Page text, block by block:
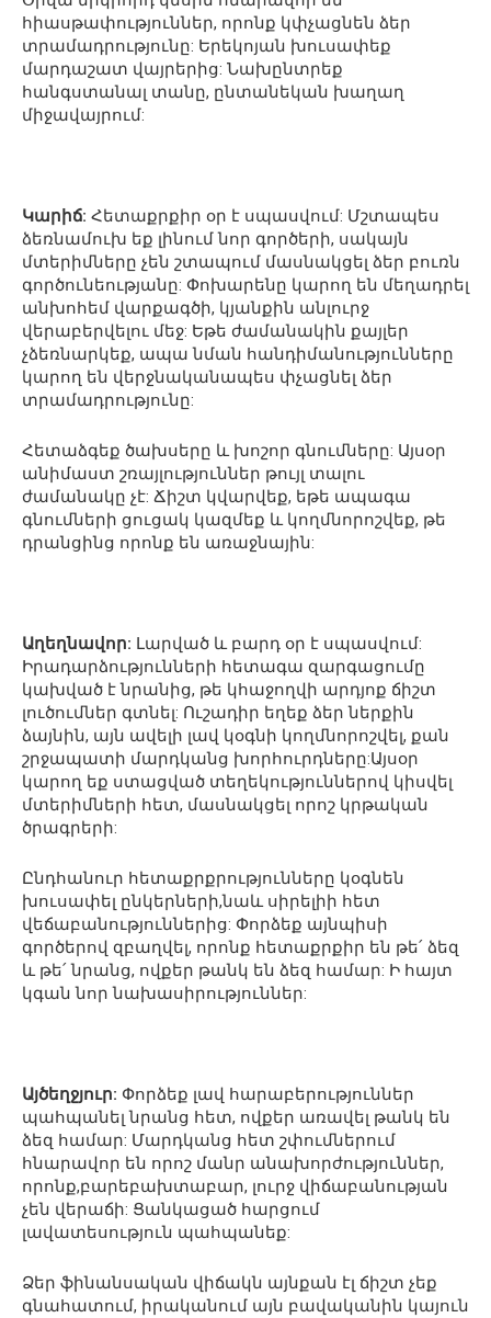
հիասթափություններ, որոնք կփչացնեն ձեր
տրամադրությունը: Երեկոյան խուսափեք
մարդաշատ վայրերից: Նախընտրեք
հանգստանալ տանը, ընտանեկան խաղաղ
միջավայրում:
Կարիճ: Հետաքրքիր օր է սպասվում: Մշտապես
ձեռնամուխ եք լինում նոր գործերի, սակայն
մտերիմները չեն շտապում մասնակցել ձեր բուռն
գործունեությանը: Փոխարենը կարող են մեղադրել
անխոհեմ վարքագծի, կյանքին անլուրջ
վերաբերվելու մեջ: Եթե ժամանակին քայլեր
չձեռնարկեք, ապա նման հանդիմանությունները
կարող են վերջնականապես փչացնել ձեր
տրամադրությունը:
Հետաձգեք ծախսերը և խոշոր գնումները: Այսօր
անիմաստ շռայլություններ թույլ տալու
ժամանակը չէ: Ճիշտ կվարվեք, եթե ապագա
գնումների ցուցակ կազմեք և կողմնորոշվեք, թե
դրանցինց որոնք են առաջնային:
Աղեղնավոր: Լարված և բարդ օր է սպասվում:
Իրադարձությունների հետագա զարգացումը
կախված է նրանից, թե կհաջողվի արդյոք ճիշտ
լուծումներ գտնել: Ուշադիր եղեք ձեր ներքին
ձայնին, այն ավելի լավ կօգնի կողմնորոշվել, քան
շրջապատի մարդկանց խորհուրդները:Այսօր
կարող եք ստացված տեղեկություններով կիսվել
մտերիմների հետ, մասնակցել որոշ կրթական
ծրագրերի:
Ընդհանուր հետաքրքրությունները կօգնեն
խուսափել ընկերների,նաև սիրելիի հետ
վեճաբանություններից: Փորձեք այնպիսի
գործերով զբաղվել, որոնք հետաքրքիր են թե՛ ձեզ
և թե՛ նրանց, ովքեր թանկ են ձեզ համար: Ի հայտ
կգան նոր նախասիրություններ:
Այծեղջյուր: Փորձեք լավ հարաբերություններ
պահպանել նրանց հետ, ովքեր առավել թանկ են
ձեզ համար: Մարդկանց հետ շփումներում
հնարավոր են որոշ մանր անախորժություններ,
որոնք,բարեբախտաբար, լուրջ վիճաբանության
չեն վերաճի: Ցանկացած հարցում
լավատեսություն պահպանեք:
Ձեր ֆինանսական վիճակն այնքան էլ ճիշտ չեք
գնահատում, իրականում այն բավականին կայուն